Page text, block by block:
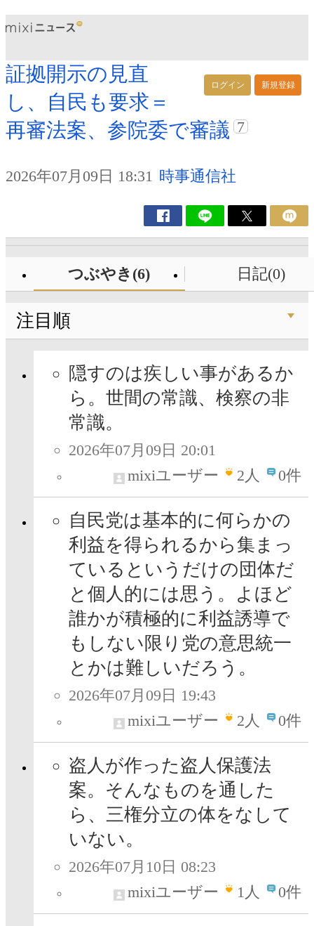
ログイン 新規登録
証拠開示の見直
し、自民も要求＝
再審法案、参院委で審議 7
2026年07月09日 18:31 時事通信社
つぶやき(6) 日記(0)
注目順
隠すのは疾しい事があるか
ら。世間の常識、検察の非
常識。
2026年07月09日 20:01
mixiユーザー
2人 0件
自民党は基本的に何らかの
利益を得られるから集まっ
ているというだけの団体だ
と個人的には思う。よほど
誰かが積極的に利益誘導で
もしない限り党の意思統一
とかは難しいだろう。
2026年07月09日 19:43
mixiユーザー
2人 0件
盗人が作った盗人保護法
案。そんなものを通した
ら、三権分立の体をなして
いない。
2026年07月10日 08:23
mixiユーザー
1人 0件